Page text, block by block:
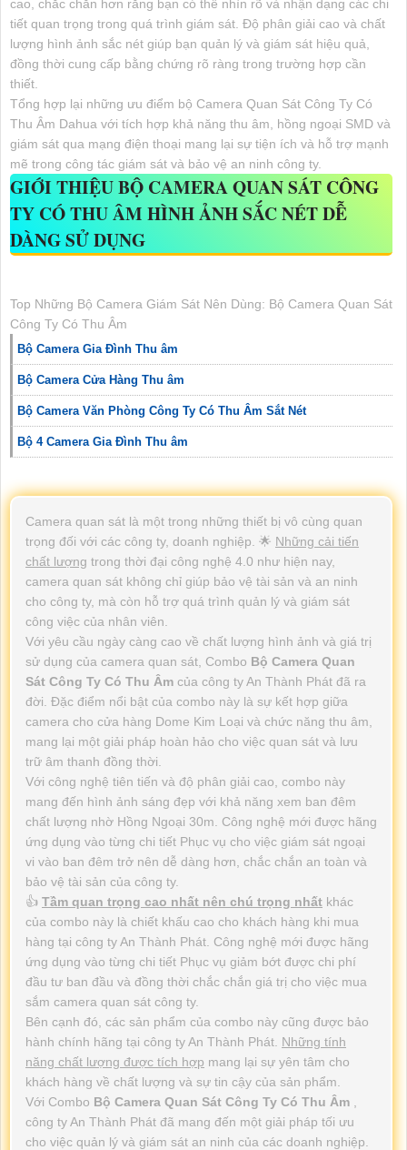
cao, chắc chắn hơn rằng bạn có thể nhìn rõ và nhận dạng các chi
tiết quan trọng trong quá trình giám sát. Độ phân giải cao và chất
lượng hình ảnh sắc nét giúp bạn quản lý và giám sát hiệu quả,
đồng thời cung cấp bằng chứng rõ ràng trong trường hợp cần
thiết.
Tổng hợp lại những ưu điểm bộ Camera Quan Sát Công Ty Có
Thu Âm Dahua với tích hợp khả năng thu âm, hồng ngoại SMD và
giám sát qua mạng điện thoại mang lại sự tiện ích và hỗ trợ mạnh
mẽ trong công tác giám sát và bảo vệ an ninh công ty.
GIỚI THIỆUBỘ CAMERA QUAN SÁT CÔNG
TY CÓ THU ÂM HÌNH ẢNH SẮC NÉT DỄ
DÀNG SỬ DỤNG
Top Những Bộ Camera Giám Sát Nên Dùng: Bộ Camera Quan Sát
Công Ty Có Thu Âm
Bộ Camera Gia Đình Thu âm
Bộ Camera Cửa Hàng Thu âm
Bộ Camera Văn Phòng Công Ty Có Thu Âm Sắt Nét
Bộ 4 Camera Gia Đình Thu âm
Camera quan sát là một trong những thiết bị vô cùng quan
trọng đối với các công ty, doanh nghiệp. 🌟 Những cải tiến
chất lượng trong thời đại công nghệ 4.0 như hiện nay,
camera quan sát không chỉ giúp bảo vệ tài sản và an ninh
cho công ty, mà còn hỗ trợ quá trình quản lý và giám sát
công việc của nhân viên.
Với yêu cầu ngày càng cao về chất lượng hình ảnh và giá trị
sử dụng của camera quan sát, Combo Bộ Camera Quan
Sát Công Ty Có Thu Âm của công ty An Thành Phát đã ra
đời. Đặc điểm nổi bật của combo này là sự kết hợp giữa
camera cho cửa hàng Dome Kim Loại và chức năng thu âm,
mang lại một giải pháp hoàn hảo cho việc quan sát và lưu
trữ âm thanh đồng thời.
Với công nghệ tiên tiến và độ phân giải cao, combo này
mang đến hình ảnh sáng đẹp với khả năng xem ban đêm
chất lượng nhờ Hồng Ngoại 30m. Công nghệ mới được hãng
ứng dụng vào từng chi tiết Phục vụ cho việc giám sát ngoại
vi vào ban đêm trở nên dễ dàng hơn, chắc chắn an toàn và
bảo vệ tài sản của công ty.
👍 Tầm quan trọng cao nhất nên chú trọng nhất khác
của combo này là chiết khấu cao cho khách hàng khi mua
hàng tại công ty An Thành Phát. Công nghệ mới được hãng
ứng dụng vào từng chi tiết Phục vụ giảm bớt được chi phí
đầu tư ban đầu và đồng thời chắc chắn giá trị cho việc mua
sắm camera quan sát công ty.
Bên cạnh đó, các sản phẩm của combo này cũng được bảo
hành chính hãng tại công ty An Thành Phát. Những tính
năng chất lượng được tích hợp mang lại sự yên tâm cho
khách hàng về chất lượng và sự tin cậy của sản phẩm.
Với Combo Bộ Camera Quan Sát Công Ty Có Thu Âm
công ty An Thành Phát đã mang đến một giải pháp tối ưu
cho việc quản lý và giám sát an ninh của các doanh nghiệp.